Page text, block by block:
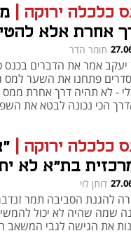
כלכלה ירוקה
אחרת אלא
תומר הדר
יעקב אמר את הדברים בכנס
פתחנו את השער למס
- לא תהיה דרך אחרת ממס
הכי נכונה לבטא את
כלכלה ירוקה
בת"א לא
דותן לוי
להגנת הסביבה תמר
שמה שהיה לא יכול
את הגישה לגבי המשאב